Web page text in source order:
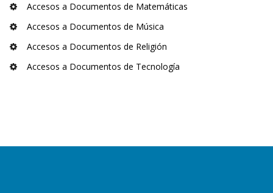
Accesos a Documentos de Matemáticas
Accesos a Documentos de Música
Accesos a Documentos de Religión
Accesos a Documentos de Tecnología